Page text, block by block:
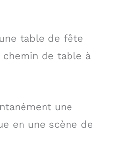
table de fête
chemin de table à
une
en une scène de